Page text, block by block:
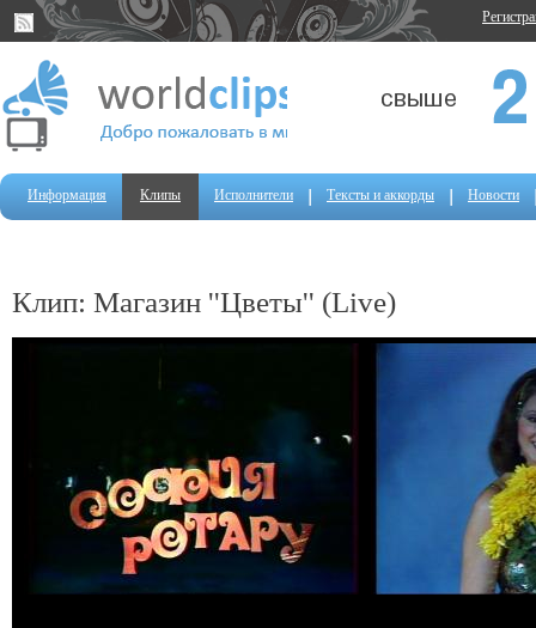
Информация Клипы Исполнители Тексты и аккорды Новости
Клип: Магазин ''Цветы'' (Live)